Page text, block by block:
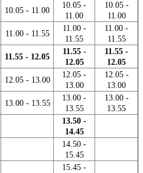
10.05 - 11.00
10.05 -
11.00
10.05 -
11.00
11.00 - 11.55
11.00 -
11.55
11.00 -
11.55
11.55 - 12.05
11.55 -
12.05
11.55 -
12.05
12.05 - 13.00
12.05 -
13.00
12.05 -
13.00
13.00 - 13.55
13.00 -
13.55
13.00 -
13.55
13.50 -
14.45
14.50 -
15.45
15.45 -